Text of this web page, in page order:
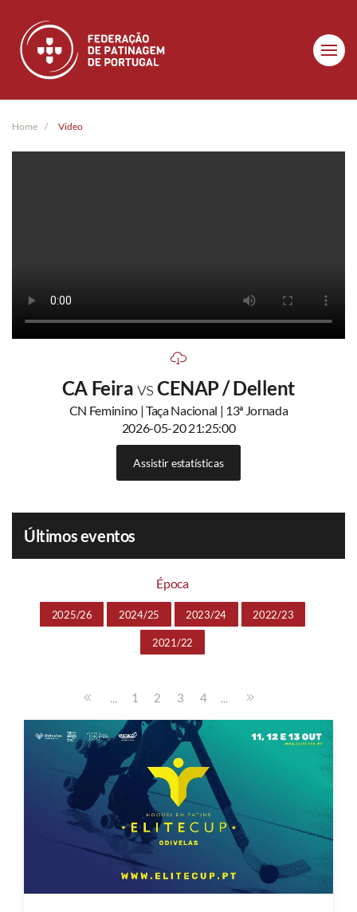
Skip to main content
Home Video
CA FeiravsCENAP / Dellent
CN Feminino | Taça Nacional | 13ª Jornada
2026-05-20 21:25:00
Assistir estatísticas
Últimos eventos
Época
2025/26 2024/25 2023/24 2022/23
2021/22
... 1 2 3 4 ...